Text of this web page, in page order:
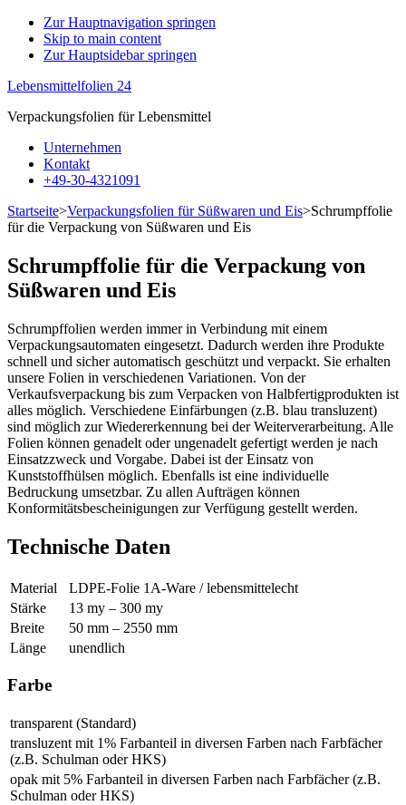
Zur Hauptnavigation springen
Skip to main content
Zur Hauptsidebar springen
Lebensmittelfolien 24
Verpackungsfolien für Lebensmittel
Unternehmen
Kontakt
+49-30-4321091
Startseite>Verpackungsfolien für Süßwaren und Eis>Schrumpffolie
für die Verpackung von Süßwaren und Eis
Schrumpffolie für die Verpackung von
Süßwaren und Eis
Schrumpffolien werden immer in Verbindung mit einem
Verpackungsautomaten eingesetzt. Dadurch werden ihre Produkte
schnell und sicher automatisch geschützt und verpackt. Sie erhalten
unsere Folien in verschiedenen Variationen. Von der
Verkaufsverpackung bis zum Verpacken von Halbfertigprodukten ist
alles möglich. Verschiedene Einfärbungen (z.B. blau transluzent)
sind möglich zur Wiedererkennung bei der Weiterverarbeitung. Alle
Folien können genadelt oder ungenadelt gefertigt werden je nach
Einsatzzweck und Vorgabe. Dabei ist der Einsatz von
Kunststoffhülsen möglich. Ebenfalls ist eine individuelle
Bedruckung umsetzbar. Zu allen Aufträgen können
Konformitätsbescheinigungen zur Verfügung gestellt werden.
Technische Daten
Material
LDPE-Folie 1A-Ware / lebensmittelecht
Stärke
13 my – 300 my
Breite
50 mm – 2550 mm
Länge
unendlich
Farbe
transparent (Standard)
transluzent mit 1% Farbanteil in diversen Farben nach Farbfächer
(z.B. Schulman oder HKS)
opak mit 5% Farbanteil in diversen Farben nach Farbfächer (z.B.
Schulman oder HKS)
Datenschutzerklärung Annehmen